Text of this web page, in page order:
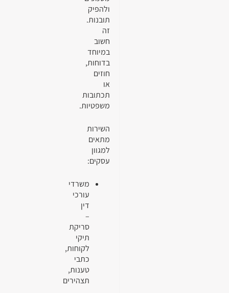
ולהפיק
תובנות.
זה
חשוב
במיוחד
בדוחות,
חוזים
או
תכתובות
משפטיות.
השירות
מתאים
למגוון
עסקים:
משרדי
עורכי
דין
–
סריקת
תיקי
לקוחות,
כתבי
טענות,
תצהירים